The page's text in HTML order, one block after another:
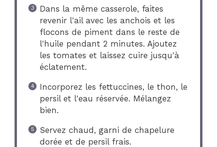
Dans la même casserole, faites
revenir l'ail avec les anchois et les
flocons de piment dans le reste de
l'huile pendant 2 minutes. Ajoutez
les tomates et laissez cuire jusqu'à
éclatement.
Incorporez les fettuccines, le thon, le
persil et l'eau réservée. Mélangez
bien.
Servez chaud, garni de chapelure
dorée et de persil frais.